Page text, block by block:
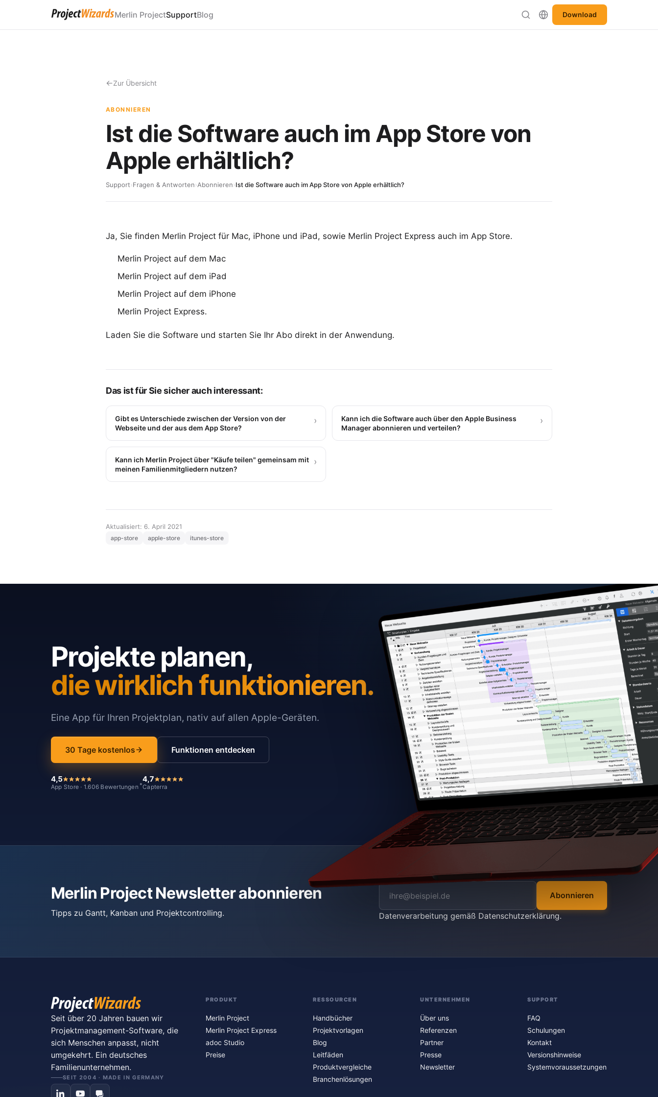
Merlin ProjectSupportBlog Download
Zur Übersicht
ABONNIEREN
Ist die Software auch im App Store von
Apple erhältlich?
Support›Fragen & Antworten›Abonnieren›Ist die Software auch im App Store von Apple erhältlich?
Ja, Sie finden Merlin Project für Mac, iPhone und iPad, sowie Merlin Project Express auch im App Store.
Merlin Project auf dem Mac
Merlin Project auf dem iPad
Merlin Project auf dem iPhone
Merlin Project Express.
Laden Sie die Software und starten Sie Ihr Abo direkt in der Anwendung.
Das ist für Sie sicher auch interessant:
Gibt es Unterschiede zwischen der Version von der
Webseite und der aus dem App Store?
›
Kann ich die Software auch über den Apple Business
Manager abonnieren und verteilen?
›
Kann ich Merlin Project über "Käufe teilen" gemeinsam mit
meinen Familienmitgliedern nutzen?
›
Aktualisiert: 6. April 2021
app-store apple-store itunes-store
Projekte planen,
die wirklich funktionieren.
Eine App für Ihren Projektplan, nativ auf allen Apple-Geräten.
30 Tage kostenlos Funktionen entdecken
4,5
App Store · 1.606 Bewertungen *
4,7
Capterra
Merlin Project Newsletter abonnieren
Tipps zu Gantt, Kanban und Projektcontrolling.
Abonnieren
Datenverarbeitung gemäß Datenschutzerklärung.
Seit über 20 Jahren bauen wir
Projektmanagement-Software, die
sich Menschen anpasst, nicht
umgekehrt. Ein deutsches
Familienunternehmen.
SEIT 2004 · MADE IN GERMANY
PRODUKT
Merlin Project
Merlin Project Express
adoc Studio
Preise
RESSOURCEN
Handbücher
Projektvorlagen
Blog
Leitfäden
Produktvergleiche
Branchenlösungen
UNTERNEHMEN
Über uns
Referenzen
Partner
Presse
Newsletter
SUPPORT
FAQ
Schulungen
Kontakt
Versionshinweise
Systemvoraussetzungen